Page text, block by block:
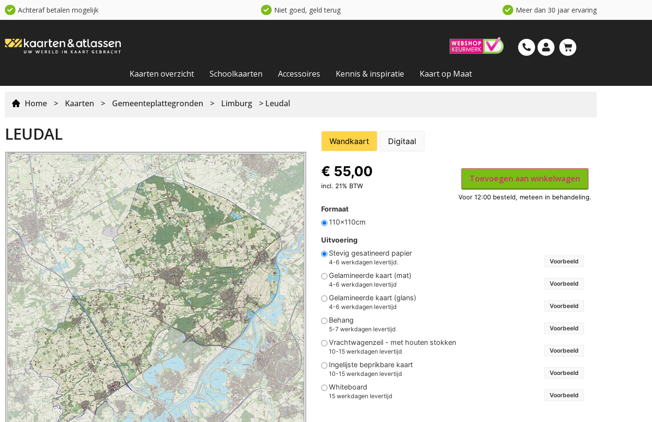
Achteraf betalen mogelijk Niet goed, geld terug Meer dan 30 jaar ervaring
Kaarten overzicht Schoolkaarten Accessoires Kennis & inspiratie Kaart op Maat
Home > Kaarten > Gemeenteplattegronden > Limburg > Leudal
LEUDAL Wandkaart Digitaal
Formaat
110x110cm
Uitvoering
Stevig gesatineerd papier
4-6 werkdagen levertijd. Voorbeeld
Gelamineerde kaart (mat)
4-6 werkdagen levertijd Voorbeeld
Gelamineerde kaart (glans)
4-6 werkdagen levertijd Voorbeeld
Behang
5-7 werkdagen levertijd Voorbeeld
Vrachtwagenzeil - met houten stokken
10-15 werkdagen levertijd Voorbeeld
Ingelijste beprikbare kaart
10-15 werkdagen levertijd Voorbeeld
Whiteboard
15 werkdagen levertijd Voorbeeld
€ 55,00
incl. 21% BTW
Toevoegen aan winkelwagen